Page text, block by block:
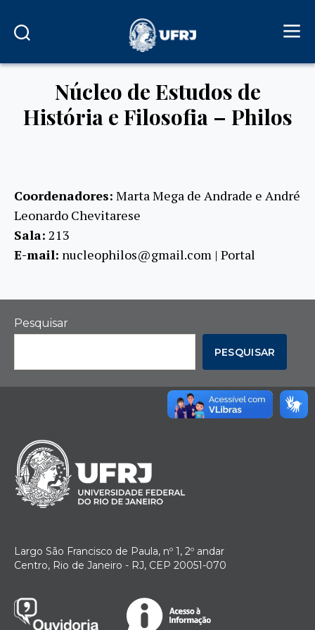
Núcleo de Estudos de
História e Filosofia – Philos
Coordenadores: Marta Mega de Andrade e André
Leonardo Chevitarese
Sala: 213
E-mail: nucleophilos@gmail.com | Portal
Pesquisar
PESQUISAR
Largo São Francisco de Paula, nº 1, 2º andar
Centro, Rio de Janeiro - RJ, CEP 20051-070